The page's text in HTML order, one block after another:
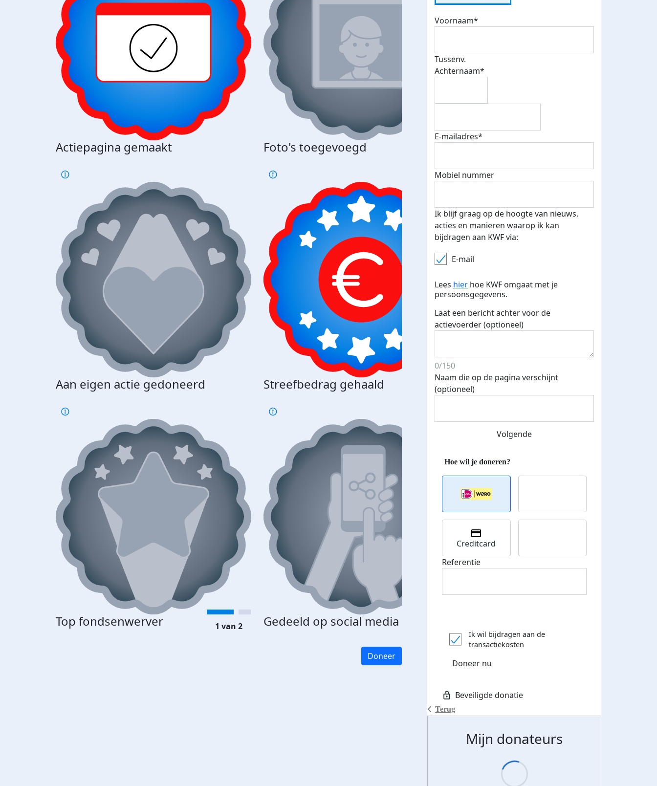
Actiepagina gemaakt Foto's toegevoegd E-mails verstuurd
Aan eigen actie gedoneerd Streefbedrag gehaald Streefbedrag verhoogd
Top fondsenwerver Gedeeld op social media
Top fondsenwerver
1 van 2
Doneer
Voornaam*
Tussenv.
Achternaam*
E-mailadres*
Mobiel nummer
Ik blijf graag op de hoogte van nieuws,
acties en manieren waarop ik kan
bijdragen aan KWF via:
E-mail
Lees hier hoe KWF omgaat met je
persoonsgegevens.
Laat een bericht achter voor de
actievoerder (optioneel)
0/150
Naam die op de pagina verschijnt
(optioneel)
Volgende
Terug
Creditcard
Referentie
Ik wil bijdragen aan de
transactiekosten
Doneer nu
Mijn donateurs